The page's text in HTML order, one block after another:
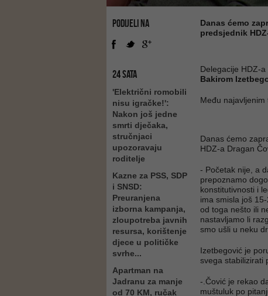
PODIJELI NA
24 SATA
'Električni romobili
nisu igračke!':
Nakon još jedne
smrti dječaka,
stručnjaci
upozoravaju
roditelje
Kazne za PSS, SDP
i SNSD:
Preuranjena
izborna kampanja,
zloupotreba javnih
resursa, korištenje
djece u političke
svrhe...
Apartman na
Jadranu za manje
od 70 KM, ručak
Danas ćemo
predsjednik
Delegacije HDZ-
Bakirom
Među najavljenim
Danas ćemo
HDZ-a Dragan
- Početak nije, a
prepoznamo
konstitutivnosti i
ima smisla još
od toga nešto ili
nastavljamo li
smo ušli u neku
Izetbegović je
svega stabilizirati
-.Čović je rekao
muštuluk po